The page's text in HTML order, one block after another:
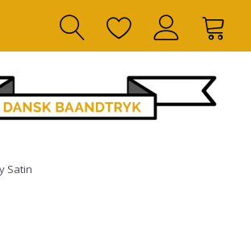
Satin